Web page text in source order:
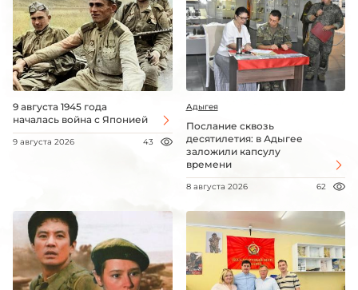
9 августа 1945 года
началась война с Японией
9 августа 2026 43
Адыгея
Послание сквозь
десятилетия: в Адыгее
заложили капсулу
времени
8 августа 2026 62